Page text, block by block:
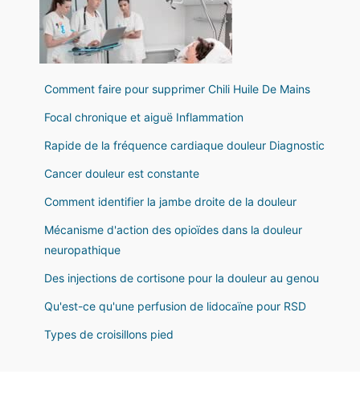
Comment faire pour supprimer Chili Huile De Mains
Focal chronique et aiguë Inflammation
Rapide de la fréquence cardiaque douleur Diagnostic
Cancer douleur est constante
Comment identifier la jambe droite de la douleur
Mécanisme d'action des opioïdes dans la douleur
neuropathique
Des injections de cortisone pour la douleur au genou
Qu'est-ce qu'une perfusion de lidocaïne pour RSD
Types de croisillons pied